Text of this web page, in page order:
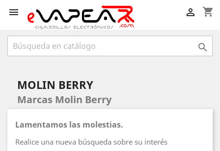
 shopping_cart


MOLIN BERRY
Marcas Molin Berry
Lamentamos las molestias.
Realice una nueva búsqueda sobre su interés